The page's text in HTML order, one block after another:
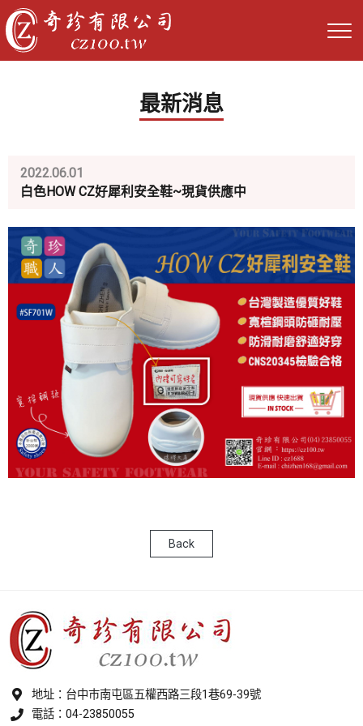
最新消息
2022.06.01
白色HOW CZ好犀利安全鞋~現貨供應中
Back
地址： 台中巿南屯區五權西路三段1巷69-39號
電話： 04-23850055